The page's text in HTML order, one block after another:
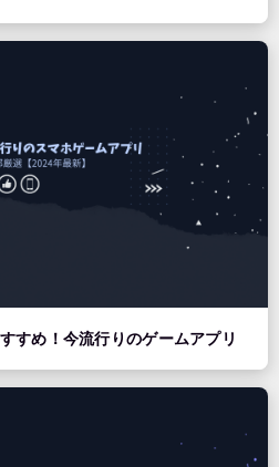
すめ！今流行りのゲームアプリ